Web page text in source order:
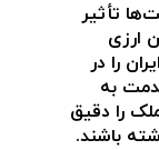
تأثیر
ارزی
را در
به
را دقیق
باشند.